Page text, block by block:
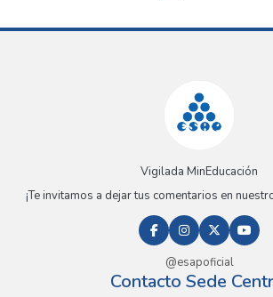
Vigilada MinEducación
¡Te invitamos a dejar tus comentarios en
@esapoficial
Contacto Sede